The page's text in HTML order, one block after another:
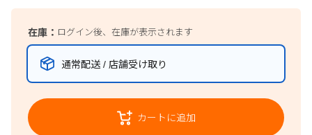
在庫： ログイン後、在庫が表示されます
通常配送 / 店舗受け取り
カートに追加